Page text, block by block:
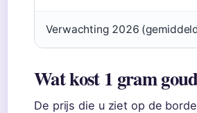
Verwachting 2026
Wat kost 1 gram
De prijs die u ziet op de